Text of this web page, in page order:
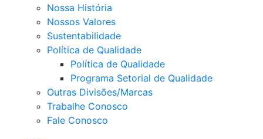
Nossa História
Nossos Valores
Sustentabilidade
Política de Qualidade
Política de Qualidade
Programa Setorial de Qualidade
Outras Divisões/Marcas
Trabalhe Conosco
Fale Conosco